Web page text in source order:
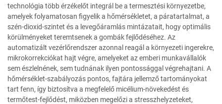
technológia több érzékelőt integrál be a termesztési környezetbe,
amelyek folyamatosan figyelik a hőmérsékletet, a páratartalmat, a
szén-dioxid-szintet és a levegőáramlás mintázatait, hogy optimális
körülményeket teremtsenek a gombák fejlődéséhez. Az
automatizált vezérlőrendszer azonnal reagál a környezeti ingerekre,
mikrokorrekciókat hajt végre, amelyeket az emberi munkavállalók
sem észlelnének, sem tudnának ilyen pontossággal végrehajtani. A
hőmérséklet-szabályozás pontos, fajtára jellemző tartományokat
tart fenn, így biztosítva a megfelelő micélium-növekedést és
termőtest-fejlődést, miközben megelőzi a stresszhelyzeteket,